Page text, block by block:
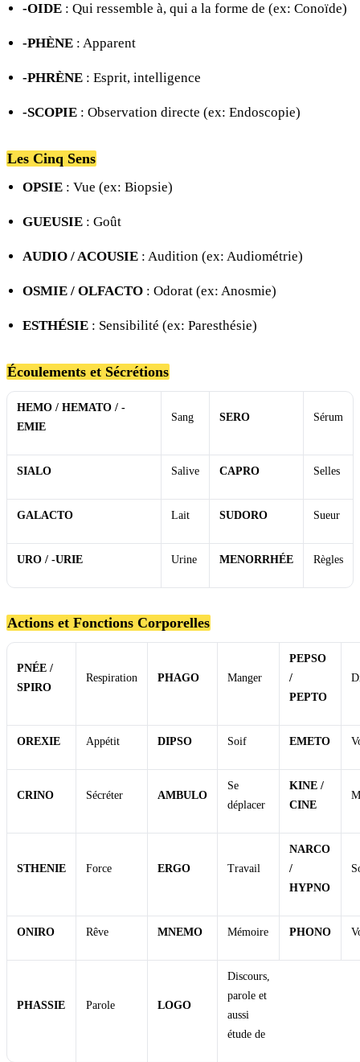
-OIDE : Qui ressemble à, qui a la forme de (ex: Conoïde)
-PHÈNE : Apparent
-PHRÈNE : Esprit, intelligence
-SCOPIE : Observation directe (ex: Endoscopie)
Les Cinq Sens
OPSIE : Vue (ex: Biopsie)
GUEUSIE : Goût
AUDIO / ACOUSIE : Audition (ex: Audiométrie)
OSMIE / OLFACTO : Odorat (ex: Anosmie)
ESTHÉSIE : Sensibilité (ex: Paresthésie)
Écoulements et Sécrétions
HEMO / HEMATO / -
EMIE
Sang SERO Sérum
SIALO Salive CAPRO Selles
GALACTO Lait SUDORO Sueur
URO / -URIE Urine MENORRHÉE Règles
Actions et Fonctions Corporelles
PNÉE /
SPIRO
Respiration PHAGO Manger
PEPSO
/
PEPTO
OREXIE Appétit DIPSO Soif EMETO
CRINO Sécréter AMBULO
Se
déplacer
KINE /
CINE
STHENIE Force ERGO Travail
NARCO
/
HYPNO
ONIRO Rêve MNEMO Mémoire PHONO
PHASSIE Parole LOGO
Discours,
parole et
aussi
étude de